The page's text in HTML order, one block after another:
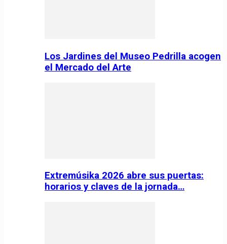
Los Jardines del Museo Pedrilla acogen
el Mercado del Arte
Extremúsika 2026 abre sus puertas:
horarios y claves de la jornada…